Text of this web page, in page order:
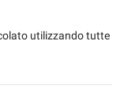
utilizzando tutte